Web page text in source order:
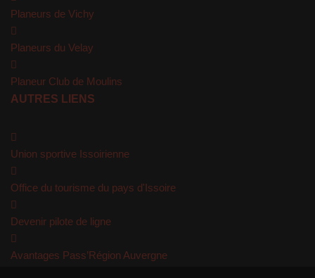
Planeurs de Vichy
Planeurs du Velay
Planeur Club de Moulins
AUTRES LIENS
Union sportive Issoirienne
Office du tourisme du pays d'Issoire
Devenir pilote de ligne
Avantages Pass’Région Auvergne